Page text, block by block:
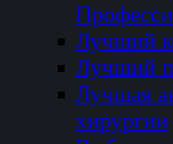
Лучший
Лучший
Лучшая
хирургии